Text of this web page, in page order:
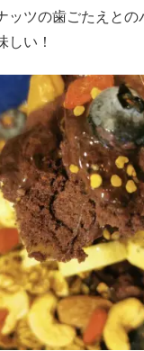
ッツの歯ごたえとの
しい！